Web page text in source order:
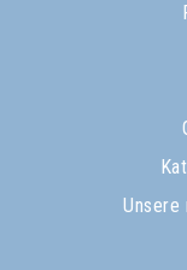
Unsere